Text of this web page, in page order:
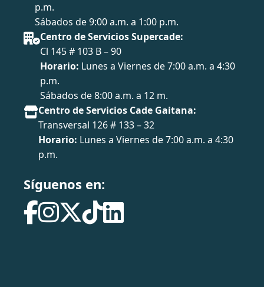
p.m.
Sábados de 9:00 a.m. a 1:00 p.m.
Centro de Servicios Supercade:
Cl 145 # 103 B – 90
Horario: Lunes a Viernes de 7:00 a.m. a 4:30
p.m.
Sábados de 8:00 a.m. a 12 m.
Centro de Servicios Cade Gaitana:
Transversal 126 # 133 – 32
Horario: Lunes a Viernes de 7:00 a.m. a 4:30
p.m.
Síguenos en: